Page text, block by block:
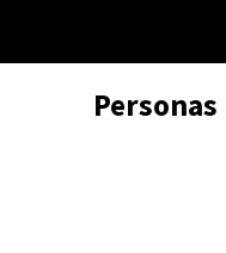
Personas